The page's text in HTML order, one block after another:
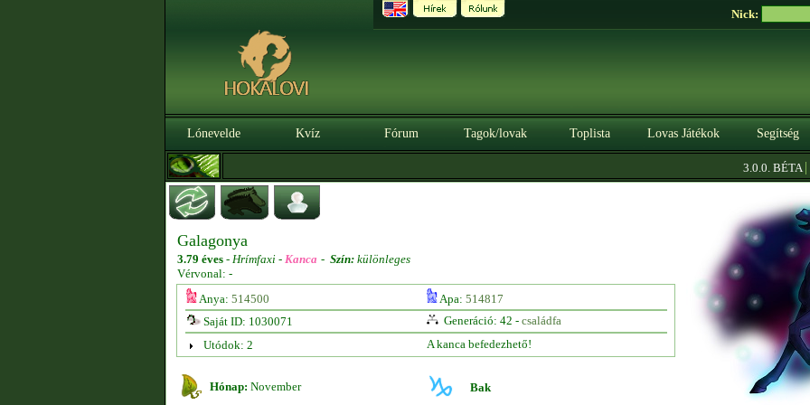
Nick:
Lónevelde Kvíz Fórum Tagok/lovak Toplista Lovas Játékok Segítség
3.0.0. BÉTA|
Galagonya
3.79 éves - Hrímfaxi - Kanca - Szín: különleges
Vérvonal: -
Anya: 514500 Apa: 514817
Saját ID: 1030071
Generáció: 42 - családfa
Utódok: 2
A kanca befedezhető!
Hónap: November Bak